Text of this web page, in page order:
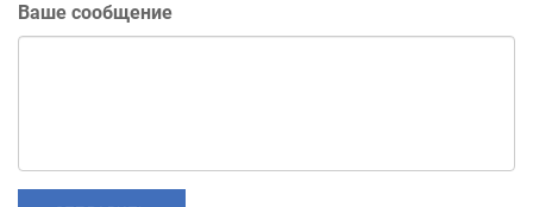
Ваше сообщение